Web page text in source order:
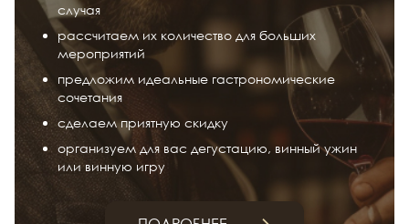
случая
рассчитаем их количество для больших
мероприятий
предложим идеальные гастрономические
сочетания
сделаем приятную скидку
организуем для вас дегустацию, винный ужин
или винную игру